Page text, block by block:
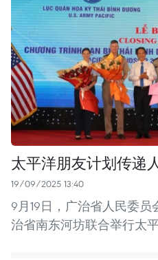
太平洋朋友计划传递
19/09/2025 13:40
9月19日，广治省人民委
治省南东河坊联合举行太